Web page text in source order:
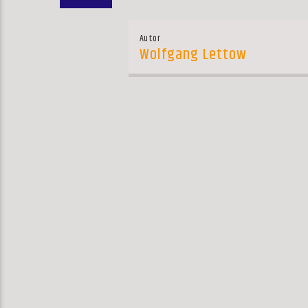
Autor
Wolfgang Lettow